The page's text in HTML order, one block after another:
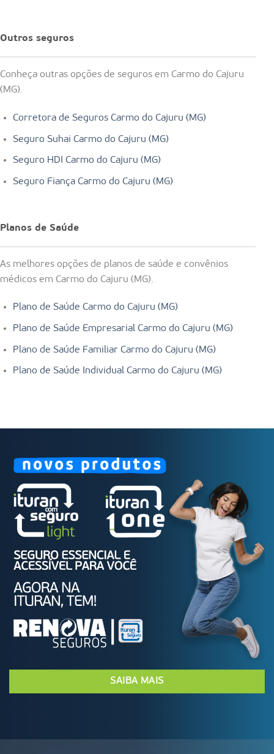
Outros seguros
Conheça outras opções de seguros em Carmo do Cajuru
(MG).
Corretora de Seguros Carmo do Cajuru (MG)
Seguro Suhai Carmo do Cajuru (MG)
Seguro HDI Carmo do Cajuru (MG)
Seguro Fiança Carmo do Cajuru (MG)
Planos de Saúde
As melhores opções de planos de saúde e convênios
médicos em Carmo do Cajuru (MG).
Plano de Saúde Carmo do Cajuru (MG)
Plano de Saúde Empresarial Carmo do Cajuru (MG)
Plano de Saúde Familiar Carmo do Cajuru (MG)
Plano de Saúde Individual Carmo do Cajuru (MG)
SAIBA MAIS